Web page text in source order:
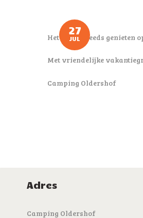
27
JUL
Het is nog steeds genieten
Met vriendelijke
Camping Oldershof
Adres
Camping Oldershof